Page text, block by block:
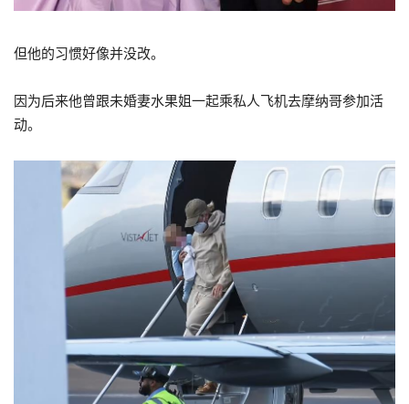
但他的习惯好像并没改。
因为后来他曾跟未婚妻水果姐一起乘私人飞机去摩纳哥参加活
动。